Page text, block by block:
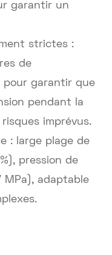
garantir un
strictes :
de
pour garantir que
pendant la
imprévus.
: large plage de
pression de
MPa), adaptable